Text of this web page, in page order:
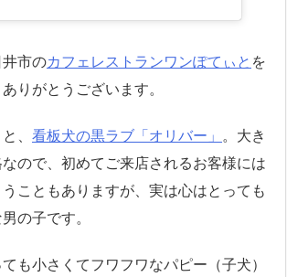
市のカフェレストランワンぽてぃと を
りがとうございます。
、 看板犬の黒ラブ「オリバー」 。大き
ので、初めてご来店されるお客様には
こともありますが、実は心はとっても
の子です。
も小さくてフワフワなパピー（子犬）